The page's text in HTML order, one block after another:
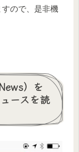
ので、是非機
）を
ースを読